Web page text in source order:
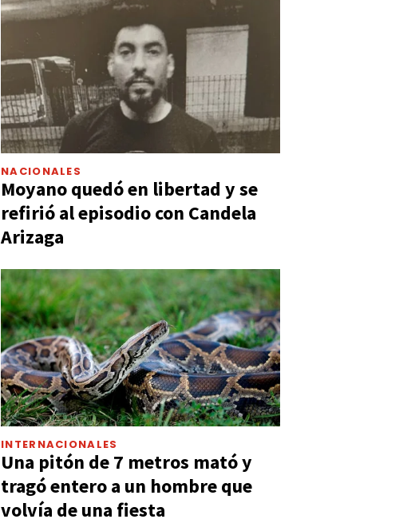
NACIONALES
Moyano quedó en libertad y se
refirió al episodio con Candela
Arizaga
INTERNACIONALES
Una pitón de 7 metros mató y
tragó entero a un hombre que
volvía de una fiesta